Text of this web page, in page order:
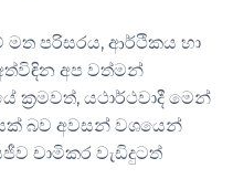
මත පරිසරය, ආර්ථිකය හා
අප වත්මන්
යථාර්ථවාදී මෙන්
බව අවසන් වශයෙන්
චාමිකර වැඩිදුටත්